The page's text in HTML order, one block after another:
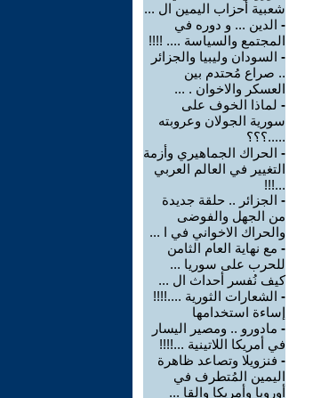
شعبية أحزاب اليمين ال ...
- الدين ... و دوره في
المجتمع والسياسة .... !!!!
- السودان وليبيا والجزائر
.. صراع مُحتدم بين
العسكر والاخوان . ...
- لماذا الخوف على
سورية الجولان وعروبته
.....؟؟؟
- الحراك الجماهيري وأزمة
التغيير في العالم العربي
...!!!
- الجزائر .. حلقة جديدة
من الجهل والفوضى
والحراك الاخواني في ا ...
- مع نهاية العام الثامن
للحرب على سوريا ...
كيف نُفسر أحداث ال ...
- الشعارات الثورية ....!!!!
إساءة استخدامها
- مادورو .. ومصير اليسار
في أمريكا اللاتينية ...!!!!
- فنزويلا وتصاعد ظاهرة
اليمين المُتطرف في
أوروبا وأمريكا والقا ...